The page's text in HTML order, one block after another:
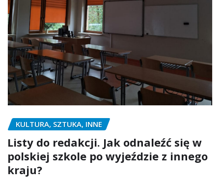
KULTURA, SZTUKA, INNE
Listy do redakcji. Jak odnaleźć się w
polskiej szkole po wyjeździe z innego
kraju?